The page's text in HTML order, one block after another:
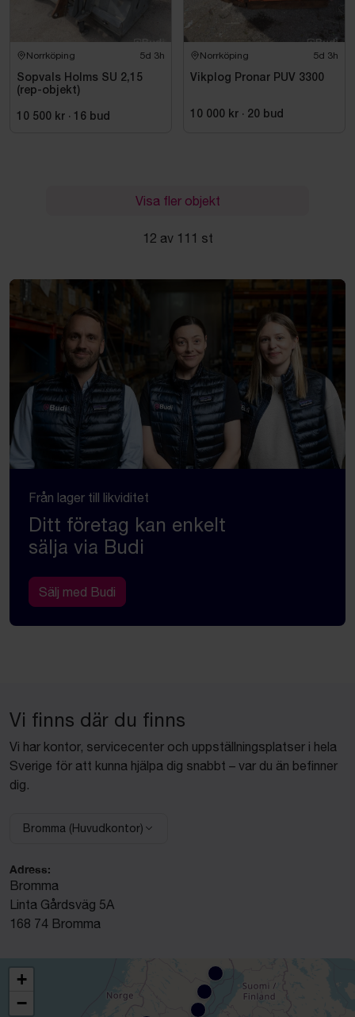
Norrköping 5d 3h
Sopvals Holms SU 2,15
(rep-objekt)
10 500 kr · 16 bud
Norrköping 5d 3h
Vikplog Pronar PUV 3300
10 000 kr · 20 bud
Visa fler objekt
12 av 111 st
Från lager till likviditet
Ditt företag kan enkelt
sälja via Budi
Sälj med Budi
Vi finns där du finns
Vi har kontor, servicecenter och uppställningsplatser i hela
Sverige för att kunna hjälpa dig snabbt – var du än befinner
dig.
Välj anläggning:
Bromma (Huvudkontor)
Adress:
Bromma
Linta Gårdsväg 5A
168 74 Bromma
+
−